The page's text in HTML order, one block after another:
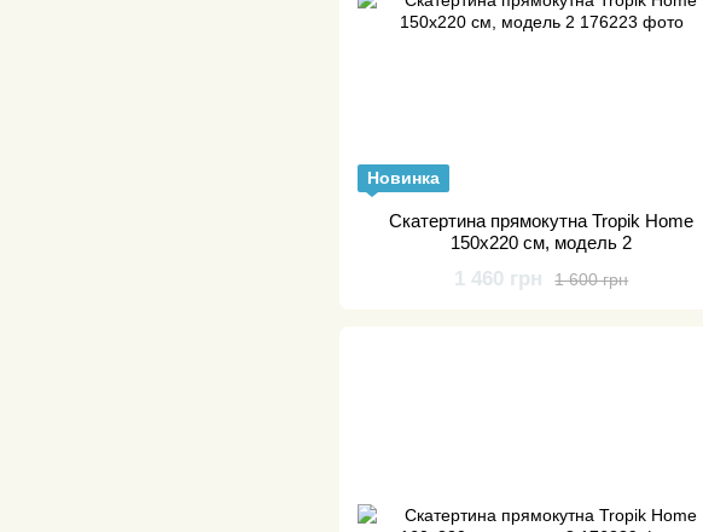
Новинка
Скатертина прямокутна Tropik Home
150х220 см, модель 2
1 600 грн
1 460 грн